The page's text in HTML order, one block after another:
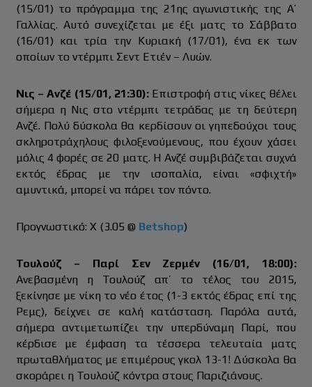
(15/01) το πρόγραμμα της 21ης αγωνιστικής της Α’
Γαλλίας. Αυτό συνεχίζεται με έξι ματς το Σάββατο
(16/01) και τρία την Κυριακή (17/01), ένα εκ των
οποίων το ντέρμπι Σεντ Ετιέν – Λυών.
Νις – Ανζέ (15/01, 21:30): Επιστροφή στις νίκες θέλει
σήμερα η Νις στο ντέρμπι τετράδας με τη δεύτερη
Ανζέ. Πολύ δύσκολα θα κερδίσουν οι γηπεδούχοι τους
σκληροτράχηλους φιλοξενούμενους, που έχουν χάσει
μόλις 4 φορές σε 20 ματς. Η Ανζέ συμβιβάζεται συχνά
εκτός έδρας με την ισοπαλία, είναι «σφιχτή»
αμυντικά, μπορεί να πάρει τον πόντο.
Προγνωστικό: Χ (3.05 @ Betshop)
Τουλούζ – Παρί Σεν Ζερμέν (16/01, 18:00):
Ανεβασμένη η Τουλούζ απ’ το τέλος του 2015,
ξεκίνησε με νίκη το νέο έτος (1-3 εκτός έδρας επί της
Ρεμς), δείχνει σε καλή κατάσταση. Παρόλα αυτά,
σήμερα αντιμετωπίζει την υπερδύναμη Παρί, που
κέρδισε με έμφαση τα τέσσερα τελευταία ματς
πρωταθλήματος με επιμέρους γκολ 13-1! Δύσκολα θα
σκοράρει η Τουλούζ κόντρα στους Παριζιάνους.